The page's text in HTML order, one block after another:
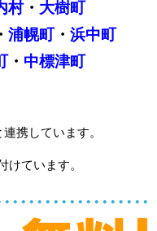
村・ 大樹町
浦幌町・ 浜中町
・ 中標津町
携しています。
ています。